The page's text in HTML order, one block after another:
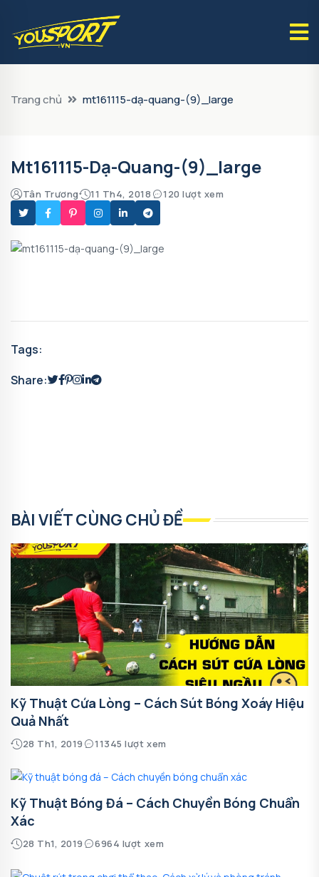
Trang chủ mt161115-dạ-quang-(9)_large
Mt161115-Dạ-Quang-(9)_large
Tân Trương 11 Th4, 2018 120 lượt xem
Tags:
Share:
BÀI VIẾT CÙNG CHỦ ĐỀ
Kỹ Thuật Cứa Lòng – Cách Sút Bóng Xoáy Hiệu
Quả Nhất
28 Th1, 2019 11345 lượt xem
Kỹ Thuật Bóng Đá – Cách Chuyền Bóng Chuẩn
Xác
28 Th1, 2019 6964 lượt xem